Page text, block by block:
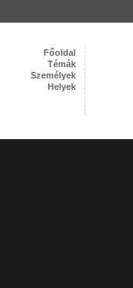
Főoldal
Témák
Személyek
Helyek